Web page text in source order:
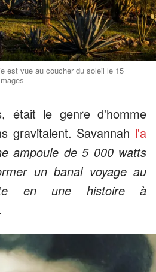
est vue au coucher du soleil le 15
était le genre d'homme
gravitaient. Savannah l'a
ampoule de 5 000 watts
un banal voyage au
en une histoire à
.